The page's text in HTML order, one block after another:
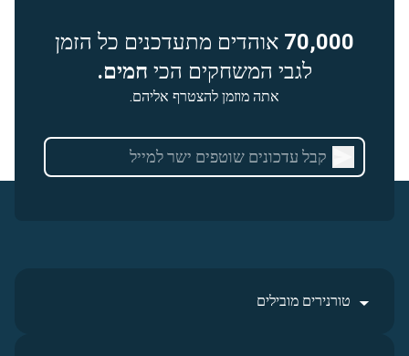
70,000 אוהדים מתעדכנים כל הזמן
לגבי המשחקים הכי חמים.
אתה מוזמן להצטרף אליהם.
טורנירים מובילים